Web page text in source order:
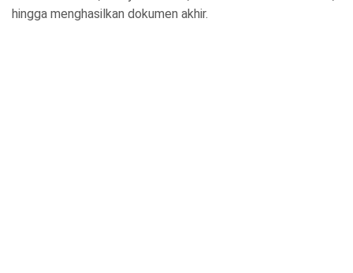
hingga menghasilkan dokumen akhir.